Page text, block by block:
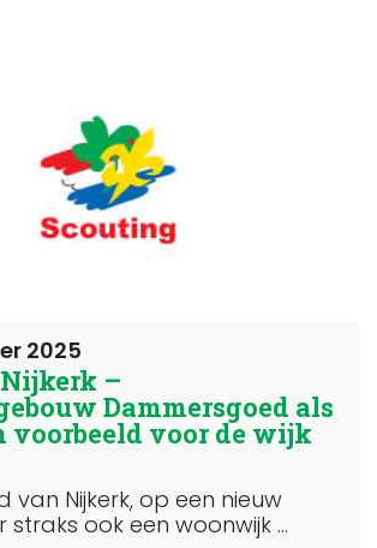
2025
–
Dammersgoed als
voorbeeld voor de wijk
van Nijkerk, op een nieuw
ook een woonwijk ...